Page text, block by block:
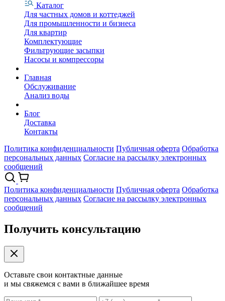
Каталог
Для частных домов и коттеджей
Для промышленности и бизнеса
Для квартир
Комплектующие
Фильтрующие засыпки
Насосы и компрессоры
Главная
Обслуживание
Анализ воды
Блог
Доставка
Контакты
Политика конфиденциальности Публичная оферта Обработка
персональных данных Согласие на рассылку электронных
сообщений
Политика конфиденциальности Публичная оферта Обработка
персональных данных Согласие на рассылку электронных
сообщений
Получить консультацию
Оставьте свои контактные данные
и мы свяжемся с вами в ближайшее время